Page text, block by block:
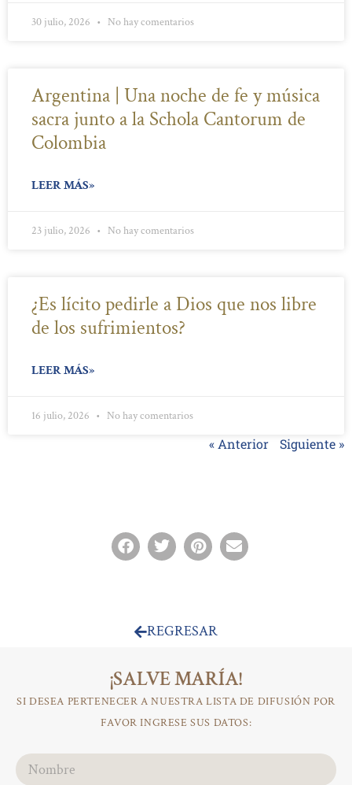
30 julio, 2026 No hay comentarios
Argentina | Una noche de fe y música
sacra junto a la Schola Cantorum de
Colombia
LEER MÁS»
23 julio, 2026 No hay comentarios
¿Es lícito pedirle a Dios que nos libre
de los sufrimientos?
LEER MÁS»
16 julio, 2026 No hay comentarios
« Anterior Siguiente »
REGRESAR
¡SALVE MARÍA!
SI DESEA PERTENECER A NUESTRA LISTA DE DIFUSIÓN POR
FAVOR INGRESE SUS DATOS: